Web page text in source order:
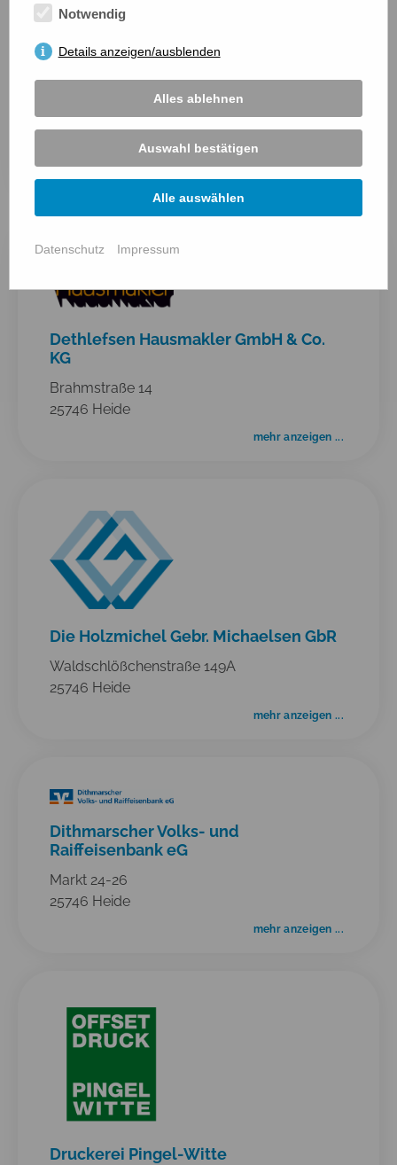
DEHOGA Heide und Umgebung e.V.
Fruedental 15
mehr anzeigen ...
Dethlefsen Hausmakler GmbH & Co.
KG
Brahmstraße 14
25746 Heide
mehr anzeigen ...
Die Holzmichel Gebr. Michaelsen GbR
Waldschlößchenstraße 149A
25746 Heide
mehr anzeigen ...
Dithmarscher Volks- und
Raiffeisenbank eG
Markt 24-26
25746 Heide
mehr anzeigen ...
Druckerei Pingel-Witte
Notwendig
Details anzeigen/ausblenden
Alles ablehnen
Auswahl bestätigen
Alle auswählen
Datenschutz Impressum